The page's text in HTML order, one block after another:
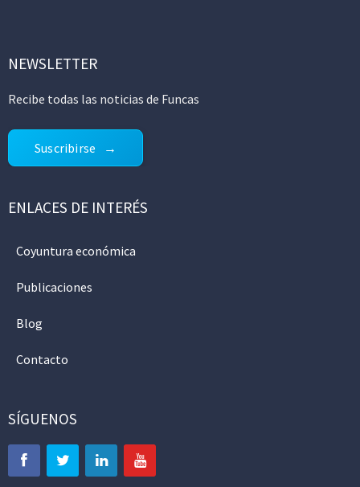
NEWSLETTER
Recibe todas las noticias de Funcas
Suscribirse
ENLACES DE INTERÉS
Coyuntura económica
Publicaciones
Blog
Contacto
SÍGUENOS